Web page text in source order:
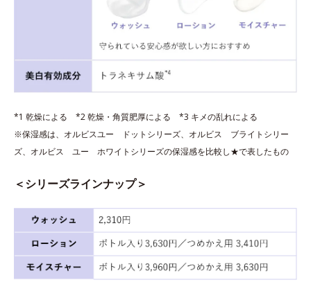
*1 乾燥による *2 乾燥・角質肥厚による *3 キメの乱れによる
※保湿感は、オルビスユー ドットシリーズ、オルビス ブライトシリー
ズ、オルビス ユー ホワイトシリーズの保湿感を比較し★で表したもの
＜シリーズラインナップ＞